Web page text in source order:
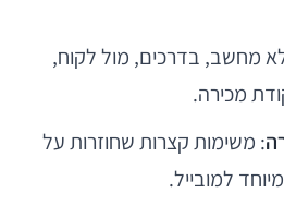
מחשב, בדרכים, מול לקוח,
מכירה.
: משימות קצרות שחוזרות על
למובייל.